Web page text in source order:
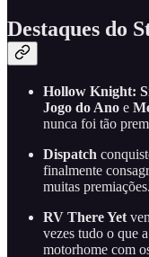
Destaques do
Hollow Knight:
Jogo do Ano e
nunca foi tão
Dispatch
finalmente
muitas premiações.
RV There Yet
vezes tudo o que
motorhome com